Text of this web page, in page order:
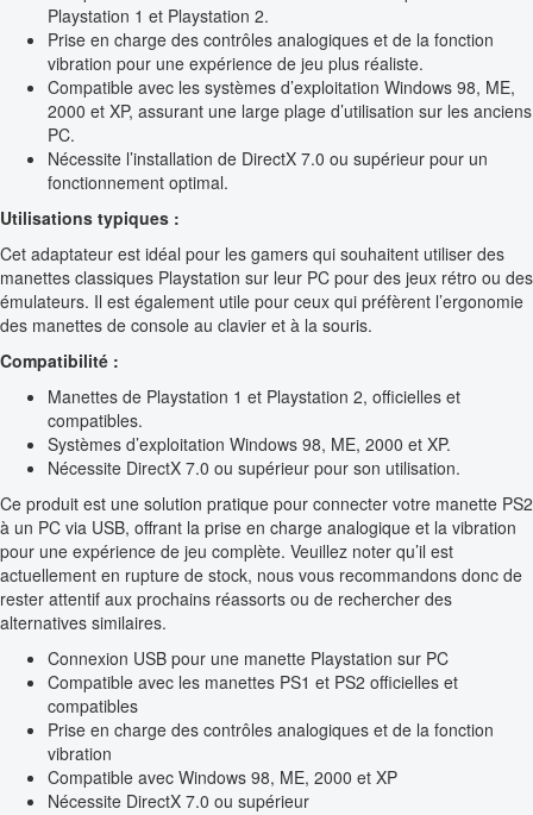
Playstation 1 et Playstation 2.
Prise en charge des contrôles analogiques et de la fonction
vibration pour une expérience de jeu plus réaliste.
Compatible avec les systèmes d’exploitation Windows 98, ME,
2000 et XP, assurant une large plage d’utilisation sur les anciens
PC.
Nécessite l’installation de DirectX 7.0 ou supérieur pour un
fonctionnement optimal.
Utilisations typiques :
Cet adaptateur est idéal pour les gamers qui souhaitent utiliser des
manettes classiques Playstation sur leur PC pour des jeux rétro ou des
émulateurs. Il est également utile pour ceux qui préfèrent l’ergonomie
des manettes de console au clavier et à la souris.
Compatibilité :
Manettes de Playstation 1 et Playstation 2, officielles et
compatibles.
Systèmes d’exploitation Windows 98, ME, 2000 et XP.
Nécessite DirectX 7.0 ou supérieur pour son utilisation.
Ce produit est une solution pratique pour connecter votre manette PS2
à un PC via USB, offrant la prise en charge analogique et la vibration
pour une expérience de jeu complète. Veuillez noter qu’il est
actuellement en rupture de stock, nous vous recommandons donc de
rester attentif aux prochains réassorts ou de rechercher des
alternatives similaires.
Connexion USB pour une manette Playstation sur PC
Compatible avec les manettes PS1 et PS2 officielles et
compatibles
Prise en charge des contrôles analogiques et de la fonction
vibration
Compatible avec Windows 98, ME, 2000 et XP
Nécessite DirectX 7.0 ou supérieur